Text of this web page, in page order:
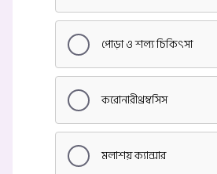
পোড়া ও শল্য চিকিৎসা
করোনারীথ্রম্বসিস
মলাশয় ক্যান্সার